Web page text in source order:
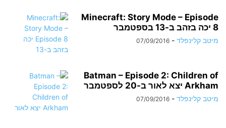
Minecraft: Story Mode – Episode
8 יכה בזהב ב-13 בספטמבר
מיטב קלינפלד -
07/09/2016
Batman – Episode 2: Children of
Arkham יצא לאור ב-20 לספטמבר
מיטב קלינפלד -
07/09/2016